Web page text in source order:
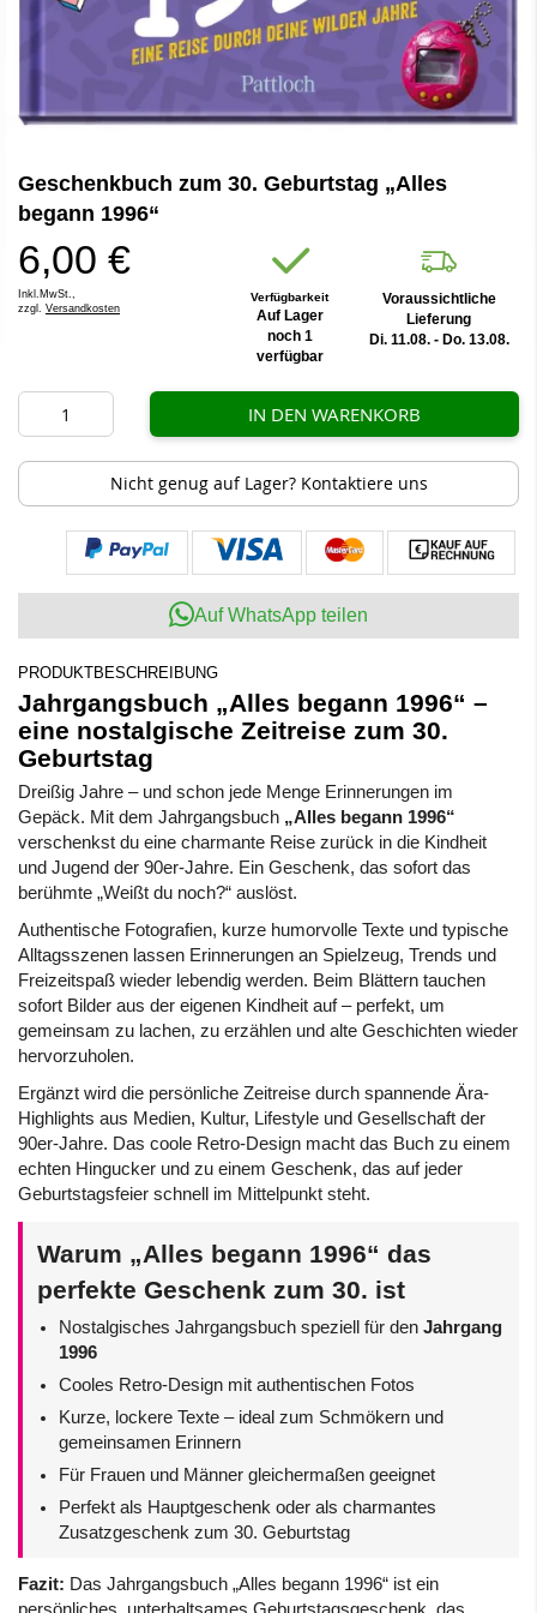
Anfang
der
Bildergalerie
springen
Geschenkbuch zum 30. Geburtstag „Alles
begann 1996“
6,00 €
Inkl.MwSt.,
zzgl. Versandkosten
Verfügbarkeit
Auf Lager
noch 1
verfügbar
Voraussichtliche
Lieferung
Di. 11.08. - Do. 13.08.
IN DEN WARENKORB
Nicht genug auf Lager? Kontaktiere uns
Auf WhatsApp teilen
PRODUKTBESCHREIBUNG
Jahrgangsbuch „Alles begann 1996“ –
eine nostalgische Zeitreise zum 30.
Geburtstag
Dreißig Jahre – und schon jede Menge Erinnerungen im
Gepäck. Mit dem Jahrgangsbuch „Alles begann 1996“
verschenkst du eine charmante Reise zurück in die Kindheit
und Jugend der 90er-Jahre. Ein Geschenk, das sofort das
berühmte „Weißt du noch?“ auslöst.
Authentische Fotografien, kurze humorvolle Texte und typische
Alltagsszenen lassen Erinnerungen an Spielzeug, Trends und
Freizeitspaß wieder lebendig werden. Beim Blättern tauchen
sofort Bilder aus der eigenen Kindheit auf – perfekt, um
gemeinsam zu lachen, zu erzählen und alte Geschichten wieder
hervorzuholen.
Ergänzt wird die persönliche Zeitreise durch spannende Ära-
Highlights aus Medien, Kultur, Lifestyle und Gesellschaft der
90er-Jahre. Das coole Retro-Design macht das Buch zu einem
echten Hingucker und zu einem Geschenk, das auf jeder
Geburtstagsfeier schnell im Mittelpunkt steht.
Warum „Alles begann 1996“ das
perfekte Geschenk zum 30. ist
Nostalgisches Jahrgangsbuch speziell für den Jahrgang
1996
Cooles Retro-Design mit authentischen Fotos
Kurze, lockere Texte – ideal zum Schmökern und
gemeinsamen Erinnern
Für Frauen und Männer gleichermaßen geeignet
Perfekt als Hauptgeschenk oder als charmantes
Zusatzgeschenk zum 30. Geburtstag
Fazit: Das Jahrgangsbuch „Alles begann 1996“ ist ein